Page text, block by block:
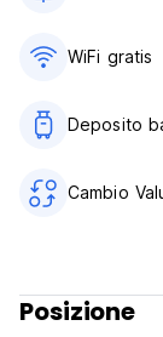
È consentito
Orario di
WiFi gratis
Deposito
Cambio
Posizione